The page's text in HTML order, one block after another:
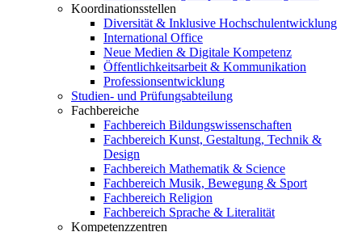
Koordinationsstellen
Diversität & Inklusive Hochschulentwicklung
International Office
Neue Medien & Digitale Kompetenz
Öffentlichkeitsarbeit & Kommunikation
Professionsentwicklung
Studien- und Prüfungsabteilung
Fachbereiche
Fachbereich Bildungswissenschaften
Fachbereich Kunst, Gestaltung, Technik &
Design
Fachbereich Mathematik & Science
Fachbereich Musik, Bewegung & Sport
Fachbereich Religion
Fachbereich Sprache & Literalität
Kompetenzzentren